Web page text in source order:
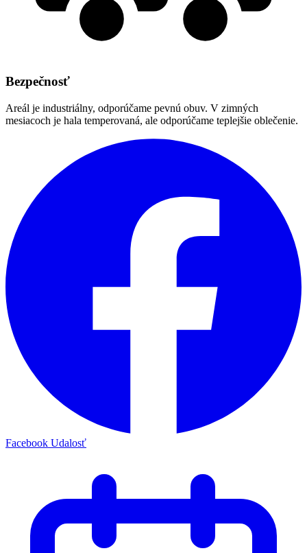
Bezpečnosť
Areál je industriálny, odporúčame pevnú obuv. V zimných
mesiacoch je hala temperovaná, ale odporúčame teplejšie oblečenie.
Facebook Udalosť